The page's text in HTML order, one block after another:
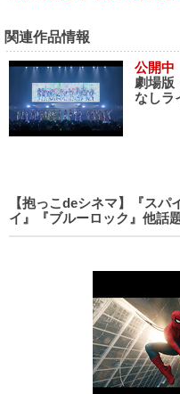
関連作品情報
公開中
劇場版
なしラ
【抱っこdeシネマ】『ス
イ』『ブルーロック』他話